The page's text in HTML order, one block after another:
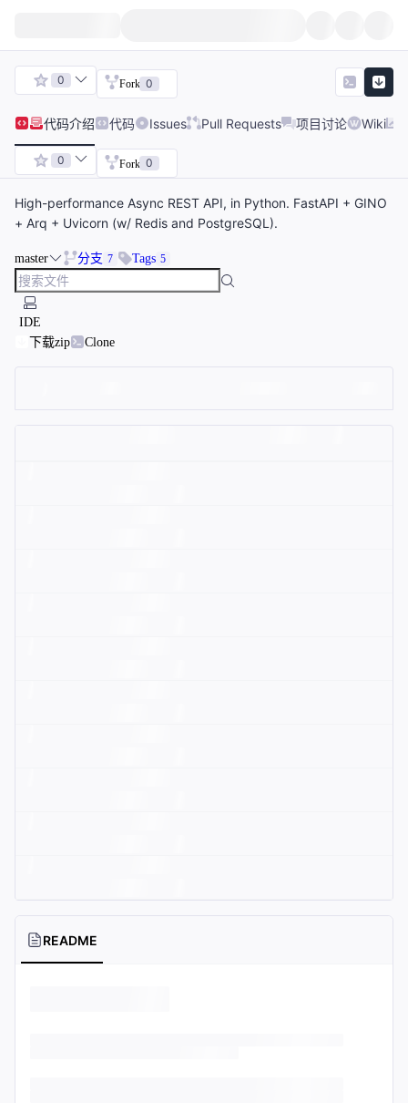
0 Fork 0
代码介绍 代码 Issues Pull Requests 项目讨论 Wiki
0 Fork 0
High-performance Async REST API, in Python. FastAPI + GINO
+ Arq + Uvicorn (w/ Redis and PostgreSQL).
master 分支 7 Tags 5
IDE
下载zip
Clone
README